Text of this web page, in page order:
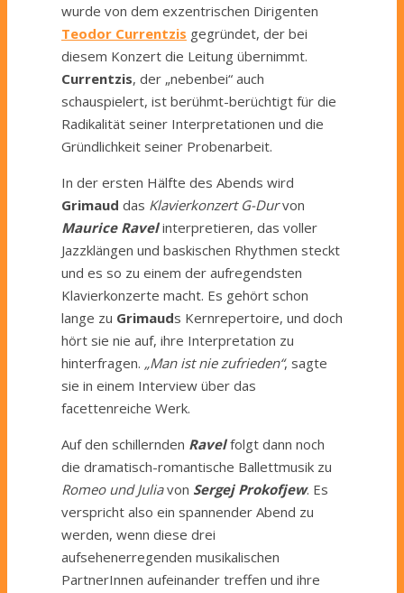
wurde von dem exzentrischen Dirigenten
Teodor Currentzis gegründet, der bei
diesem Konzert die Leitung übernimmt.
Currentzis, der „nebenbei“ auch
schauspielert, ist berühmt-berüchtigt für die
Radikalität seiner Interpretationen und die
Gründlichkeit seiner Probenarbeit.
In der ersten Hälfte des Abends wird
Grimaud das Klavierkonzert G-Durvon
Maurice Ravelinterpretieren, das voller
Jazzklängen und baskischen Rhythmen steckt
und es so zu einem der aufregendsten
Klavierkonzerte macht. Es gehört schon
lange zu Grimauds Kernrepertoire, und doch
hört sie nie auf, ihre Interpretation zu
hinterfragen. „Man ist nie zufrieden“, sagte
sie in einem Interview über das
facettenreiche Werk.
Auf den schillernden Ravelfolgt dann noch
die dramatisch-romantische Ballettmusik zu
Romeo und Juliavon Sergej Prokofjew. Es
verspricht also ein spannender Abend zu
werden, wenn diese drei
aufsehenerregenden musikalischen
PartnerInnen aufeinander treffen und ihre